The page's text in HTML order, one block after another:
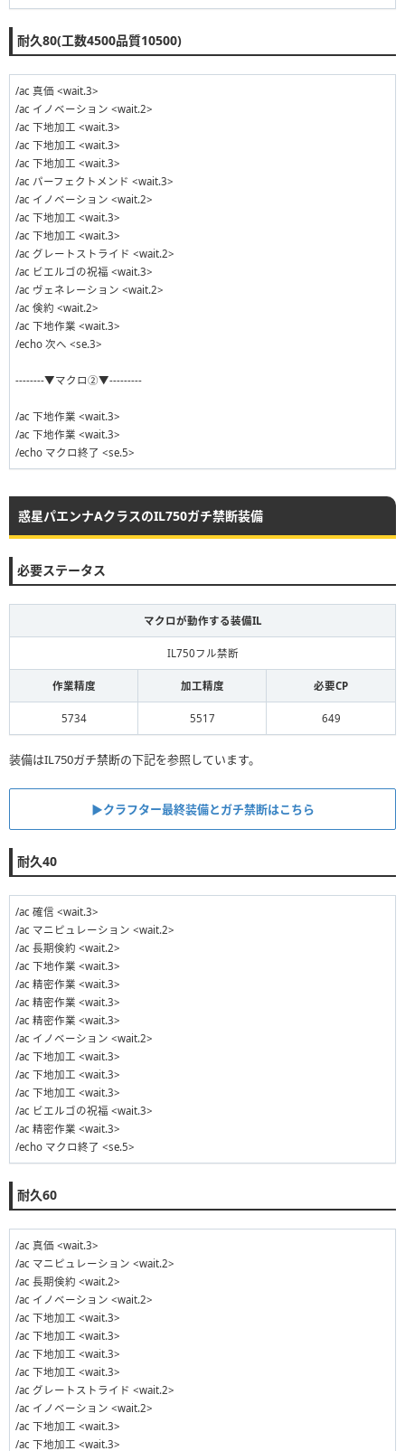
耐久80(工数4500品質10500)
/ac 真価 <wait.3>
/ac イノベーション <wait.2>
/ac 下地加工 <wait.3>
/ac 下地加工 <wait.3>
/ac 下地加工 <wait.3>
/ac パーフェクトメンド <wait.3>
/ac イノベーション <wait.2>
/ac 下地加工 <wait.3>
/ac 下地加工 <wait.3>
/ac グレートストライド <wait.2>
/ac ビエルゴの祝福 <wait.3>
/ac ヴェネレーション <wait.2>
/ac 倹約 <wait.2>
/ac 下地作業 <wait.3>
/echo 次へ <se.3>
--------▼マクロ②▼---------
/ac 下地作業 <wait.3>
/ac 下地作業 <wait.3>
/echo マクロ終了 <se.5>
惑星パエンナAクラスのIL750ガチ禁断装備
必要ステータス
マクロが動作する装備IL
IL750フル禁断
作業精度 加工精度 必要CP
5734 5517 649
装備はIL750ガチ禁断の下記を参照しています。
▶︎クラフター最終装備とガチ禁断はこちら
耐久40
/ac 確信 <wait.3>
/ac マニピュレーション <wait.2>
/ac 長期倹約 <wait.2>
/ac 下地作業 <wait.3>
/ac 精密作業 <wait.3>
/ac 精密作業 <wait.3>
/ac 精密作業 <wait.3>
/ac イノベーション <wait.2>
/ac 下地加工 <wait.3>
/ac 下地加工 <wait.3>
/ac 下地加工 <wait.3>
/ac ビエルゴの祝福 <wait.3>
/ac 精密作業 <wait.3>
/echo マクロ終了 <se.5>
耐久60
/ac 真価 <wait.3>
/ac マニピュレーション <wait.2>
/ac 長期倹約 <wait.2>
/ac イノベーション <wait.2>
/ac 下地加工 <wait.3>
/ac 下地加工 <wait.3>
/ac 下地加工 <wait.3>
/ac 下地加工 <wait.3>
/ac グレートストライド <wait.2>
/ac イノベーション <wait.2>
/ac 下地加工 <wait.3>
/ac 下地加工 <wait.3>